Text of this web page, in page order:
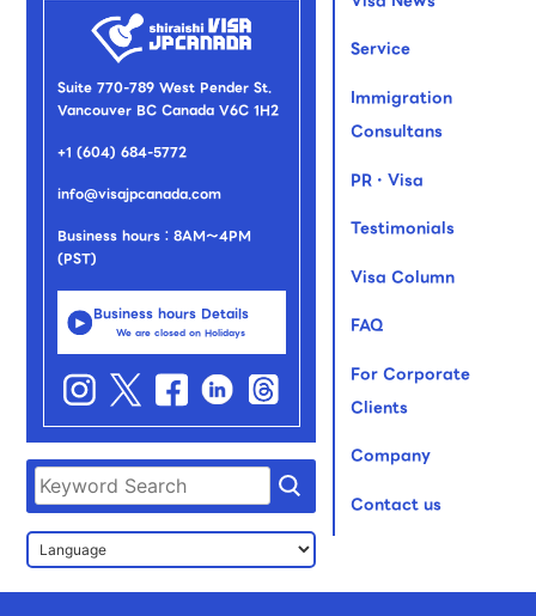
Suite 770-789 West Pender St.
Vancouver BC Canada V6C 1H2
+1 (604) 684-5772
info@visajpcanada.com
Business hours：8AM～4PM
(PST)
Business hours Details
We are closed on Holidays
Service
Immigration
Consultans
PR・Visa
Testimonials
Visa Column
FAQ
For Corporate
Clients
Company
Contact us